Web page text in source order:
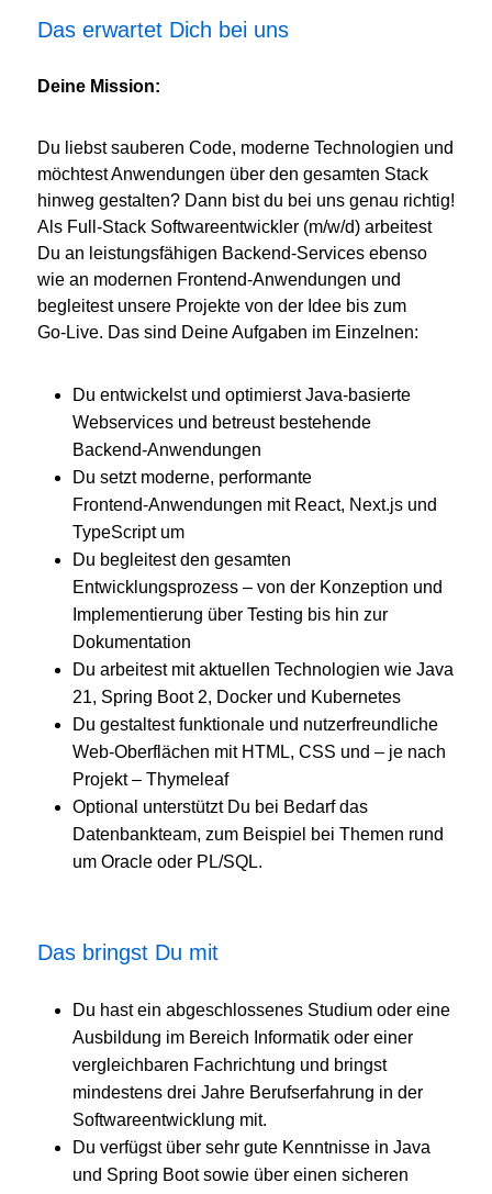
Das erwartet Dich bei uns
Deine Mission:
Du liebst sauberen Code, moderne Technologien und
möchtest Anwendungen über den gesamten Stack
hinweg gestalten? Dann bist du bei uns genau richtig!
Als Full‑Stack Softwareentwickler (m/w/d) arbeitest
Du an leistungsfähigen Backend‑Services ebenso
wie an modernen Frontend‑Anwendungen und
begleitest unsere Projekte von der Idee bis zum
Go‑Live. Das sind Deine Aufgaben im Einzelnen:
Du entwickelst und optimierst Java‑basierte
Webservices und betreust bestehende
Backend‑Anwendungen
Du setzt moderne, performante
Frontend‑Anwendungen mit React, Next.js und
TypeScript um
Du begleitest den gesamten
Entwicklungsprozess – von der Konzeption und
Implementierung über Testing bis hin zur
Dokumentation
Du arbeitest mit aktuellen Technologien wie Java
21, Spring Boot 2, Docker und Kubernetes
Du gestaltest funktionale und nutzerfreundliche
Web‑Oberflächen mit HTML, CSS und – je nach
Projekt – Thymeleaf
Optional unterstützt Du bei Bedarf das
Datenbankteam, zum Beispiel bei Themen rund
um Oracle oder PL/SQL.
Das bringst Du mit
Du hast ein abgeschlossenes Studium oder eine
Ausbildung im Bereich Informatik oder einer
vergleichbaren Fachrichtung und bringst
mindestens drei Jahre Berufserfahrung in der
Softwareentwicklung mit.
Du verfügst über sehr gute Kenntnisse in Java
und Spring Boot sowie über einen sicheren